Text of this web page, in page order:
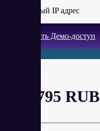
Выделенный IP адрес
Получить Демо-доступ
План М
от 2 795 RUB